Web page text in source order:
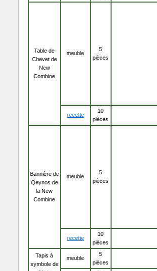
Table de
Chevet de
New
Combine
meuble
5
pièces
recette
10
pièces
Bannière de
Qeynos de
la New
Combine
meuble
5
pièces
recette
10
pièces
Tapis à
symbole de
meuble
5
pièces